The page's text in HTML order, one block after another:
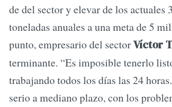
de del sector y elevar de los actuales
toneladas anuales a una meta de 5
punto, empresario del sectorVíctor
terminante. “Es imposible tenerlo
trabajando todos los días las 24
serio a mediano plazo, con los